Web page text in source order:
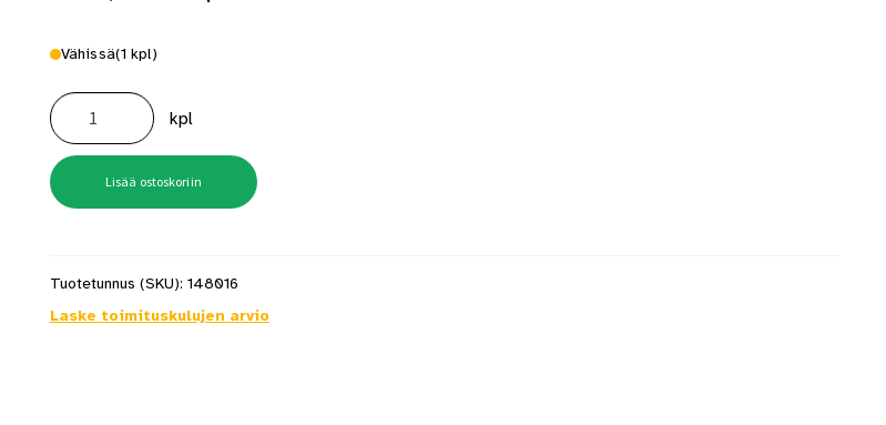
Vähissä(1 kpl)
GCM
12
GDL
Katkaisusaha
määrä
kpl
Lisää ostoskoriin
Tuotetunnus (SKU): 148016
Laske toimituskulujen arvio